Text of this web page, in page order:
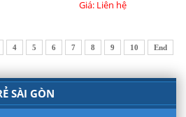
Giá: Liên hệ
4 5 6 7 8 9 10 End
SÀI GÒN